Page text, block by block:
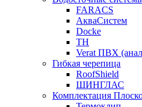
FARACS
АкваСистем
Docke
ТН
Verat ПВХ
Гибкая черепица
RoofShield
ШИНГЛАС
Комплектация